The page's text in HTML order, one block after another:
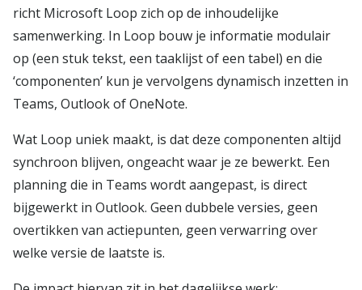
richt Microsoft Loop zich op de inhoudelijke
samenwerking. In Loop bouw je informatie modulair
op (een stuk tekst, een taaklijst of een tabel) en die
‘componenten’ kun je vervolgens dynamisch inzetten in
Teams, Outlook of OneNote.
Wat Loop uniek maakt, is dat deze componenten altijd
synchroon blijven, ongeacht waar je ze bewerkt. Een
planning die in Teams wordt aangepast, is direct
bijgewerkt in Outlook. Geen dubbele versies, geen
overtikken van actiepunten, geen verwarring over
welke versie de laatste is.